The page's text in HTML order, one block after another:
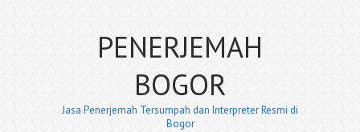
PENERJEMAH
BOGOR
Jasa Penerjemah Tersumpah dan Interpreter Resmi di
Bogor